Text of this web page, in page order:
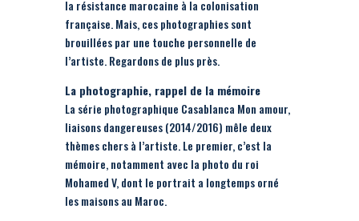
la résistance marocaine à la colonisation
française. Mais, ces photographies sont
brouillées par une touche personnelle de
l’artiste. Regardons de plus près.
La photographie, rappel de la mémoire
La série photographique Casablanca Mon amour,
liaisons dangereuses (2014/2016) mêle deux
thèmes chers à l’artiste. Le premier, c’est la
mémoire, notamment avec la photo du roi
Mohamed V, dont le portrait a longtemps orné
les maisons au Maroc.